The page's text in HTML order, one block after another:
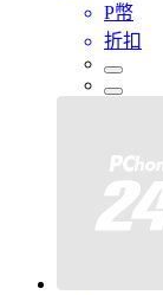
P幣
折扣